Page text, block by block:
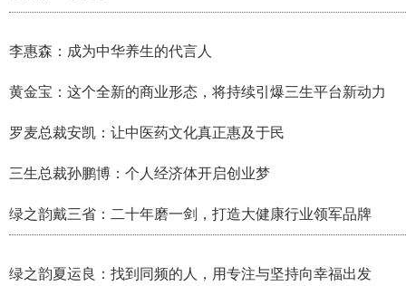
李惠森：成为中华养生的代言人
黄金宝：这个全新的商业形态，将持续引爆三生平台新动力
罗麦总裁安凯：让中医药文化真正惠及于民
三生总裁孙鹏博：个人经济体开启创业梦
绿之韵戴三省：二十年磨一剑，打造大健康行业领军品牌
绿之韵夏运良：找到同频的人，用专注与坚持向幸福出发